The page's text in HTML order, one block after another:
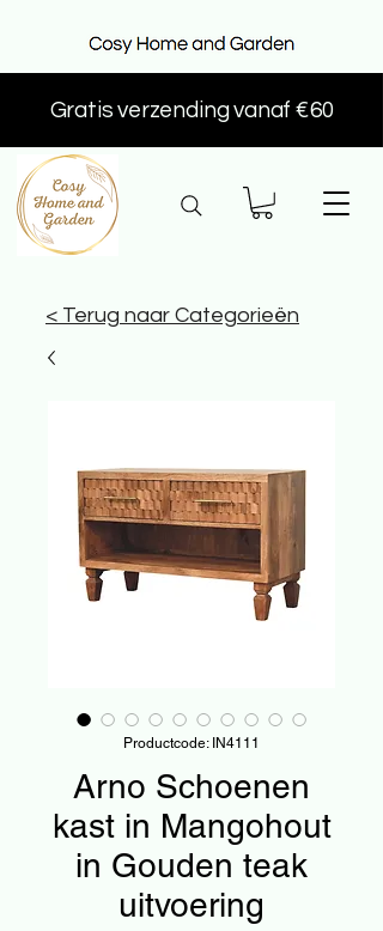
Gratis verzending vanaf €60
< Terug naar Categorieën
Productcode: IN4111
Arno Schoenen
kast in Mangohout
in Gouden teak
uitvoering